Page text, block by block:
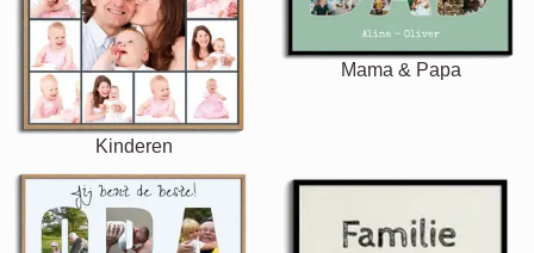
Kinderen
Mama & Papa